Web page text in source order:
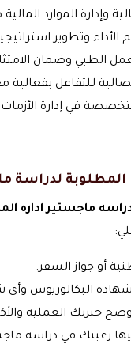
وإدارة الموارد
وتطوير
الطبي وضمان
للتفاعل
في إدارة
لدراسة
ماجستير اداره
أو جواز السفر.
البكالوريوس وأي
خبرتك العملية
رغبتك في دراسة